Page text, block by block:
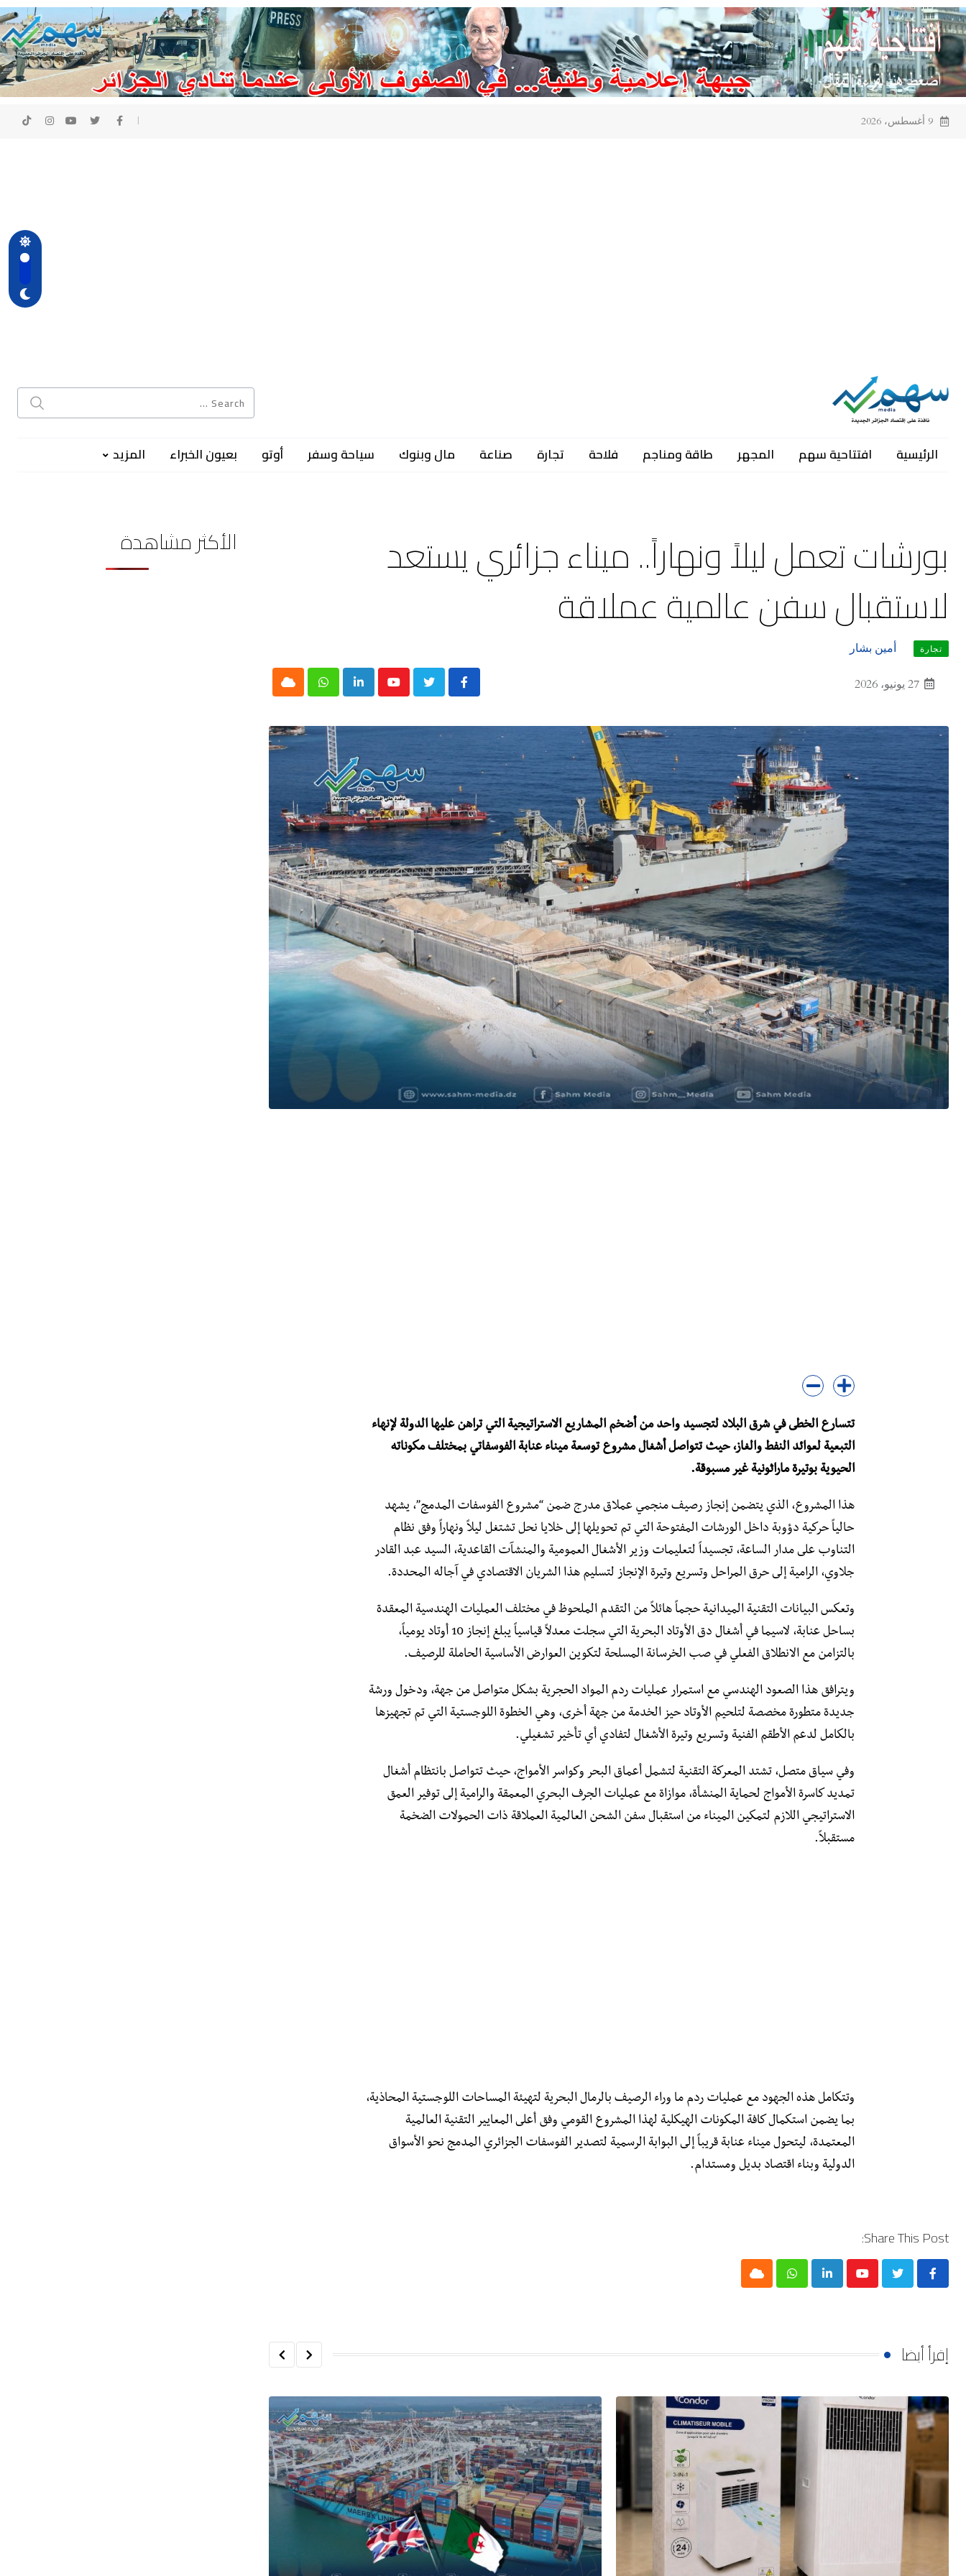
Skip
to
content
9 أغسطس، 2026
الرئيسية افتتاحية سهم المجهر طاقة ومناجم فلاحة تجارة صناعة مال وبنوك سياحة وسفر أوتو بعيون الخبراء المزيد
بورشات تعمل ليلاً ونهاراً.. ميناء جزائري يستعد
لاستقبال سفن عالمية عملاقة
تجارة أمين بشار
27 يونيو، 2026 Youtube
LinkedIn
Whatsapp
Cloud
تتسارع الخطى في شرق البلاد لتجسيد واحد من أضخم المشاريع الاستراتيجية التي تراهن عليها الدولة لإنهاء
التبعية لعوائد النفط والغاز، حيث تتواصل أشغال مشروع توسعة ميناء عنابة الفوسفاتي بمختلف مكوناته
الحيوية بوتيرة ماراثونية غير مسبوقة.
هذا المشروع، الذي يتضمن إنجاز رصيف منجمي عملاق مدرج ضمن “مشروع الفوسفات المدمج”، يشهد
حالياً حركية دؤوبة داخل الورشات المفتوحة التي تم تحويلها إلى خلايا نحل تشتغل ليلاً ونهاراً وفق نظام
التناوب على مدار الساعة، تجسيداً لتعليمات وزير الأشغال العمومية والمنشآت القاعدية، السيد عبد القادر
جلاوي، الرامية إلى حرق المراحل وتسريع وتيرة الإنجاز لتسليم هذا الشريان الاقتصادي في آجاله المحددة.
وتعكس البيانات التقنية الميدانية حجماً هائلاً من التقدم الملحوظ في مختلف العمليات الهندسية المعقدة
بساحل عنابة، لاسيما في أشغال دق الأوتاد البحرية التي سجلت معدلاً قياسياً يبلغ إنجاز 10 أوتاد يومياً،
بالتزامن مع الانطلاق الفعلي في صب الخرسانة المسلحة لتكوين العوارض الأساسية الحاملة للرصيف.
ويترافق هذا الصعود الهندسي مع استمرار عمليات ردم المواد الحجرية بشكل متواصل من جهة، ودخول ورشة
جديدة متطورة مخصصة لتلحيم الأوتاد حيز الخدمة من جهة أخرى، وهي الخطوة اللوجستية التي تم تجهيزها
بالكامل لدعم الأطقم الفنية وتسريع وتيرة الأشغال لتفادي أي تأخير تشغيلي.
وفي سياق متصل، تشتد المعركة التقنية لتشمل أعماق البحر وكواسر الأمواج، حيث تتواصل بانتظام أشغال
تمديد كاسرة الأمواج لحماية المنشأة، موازاة مع عمليات الجرف البحري المعمقة والرامية إلى توفير العمق
الاستراتيجي اللازم لتمكين الميناء من استقبال سفن الشحن العالمية العملاقة ذات الحمولات الضخمة
مستقبلاً.
وتتكامل هذه الجهود مع عمليات ردم ما وراء الرصيف بالرمال البحرية لتهيئة المساحات اللوجستية المحاذية،
بما يضمن استكمال كافة المكونات الهيكلية لهذا المشروع القومي وفق أعلى المعايير التقنية العالمية
المعتمدة، ليتحول ميناء عنابة قريباً إلى البوابة الرسمية لتصدير الفوسفات الجزائري المدمج نحو الأسواق
الدولية وبناء اقتصاد بديل ومستدام.
Share This Post:
Youtube
LinkedIn
Whatsapp
Cloud
إقرأ أيضا
الأكثر مشاهدة